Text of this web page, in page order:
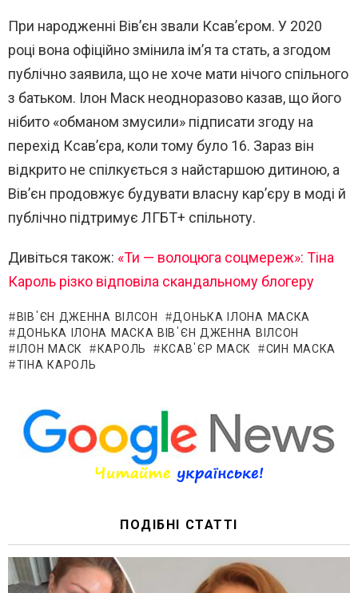
При народженні Вів’єн звали Ксав’єром. У 2020
році вона офіційно змінила ім’я та стать, а згодом
публічно заявила, що не хоче мати нічого спільного
з батьком. Ілон Маск неодноразово казав, що його
нібито «обманом змусили» підписати згоду на
перехід Ксав’єра, коли тому було 16. Зараз він
відкрито не спілкується з найстаршою дитиною, а
Вів’єн продовжує будувати власну кар’єру в моді й
публічно підтримує ЛГБТ+ спільноту.
Дивіться також: «Ти — волоцюга соцмереж»: Тіна
Кароль різко відповіла скандальному блогеру
ВІВ'ЄН ДЖЕННА ВІЛСОН
ДОНЬКА ІЛОНА МАСКА
ДОНЬКА ІЛОНА МАСКА ВІВ'ЄН ДЖЕННА ВІЛСОН
ІЛОН МАСК
КАРОЛЬ КСАВ'ЄР МАСК
СИН МАСКА
ТІНА КАРОЛЬ
ПОДІБНІ СТАТТІ